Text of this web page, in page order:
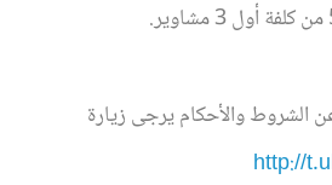
الشروط والأحكام يرجى زيارة
http://